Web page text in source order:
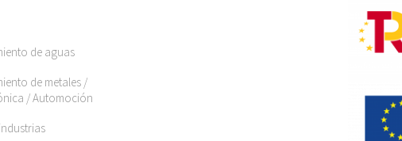
de aguas
de metales /
/ Automoción